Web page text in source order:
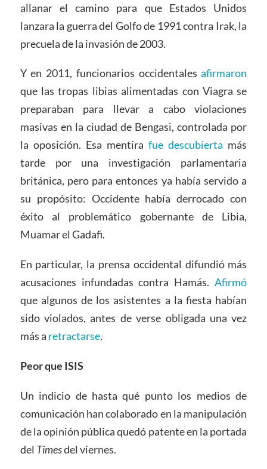
allanar el camino para que Estados Unidos
lanzara la guerra del Golfo de 1991 contra Irak, la
precuela de la invasión de 2003.
Y en 2011, funcionarios occidentalesafirmaron
que las tropas libias alimentadas con Viagra se
preparaban para llevar a cabo violaciones
masivas en la ciudad de Bengasi, controlada por
la oposición. Esa mentirafue descubierta más
tarde por una investigación parlamentaria
británica, pero para entonces ya había servido a
su propósito: Occidente había derrocado con
éxito al problemático gobernante de Libia,
Muamar el Gadafi.
En particular, la prensa occidental difundió más
acusaciones infundadas contra Hamás.Afirmó
que algunos de los asistentes a la fiesta habían
sido violados, antes de verse obligada una vez
más a retractarse.
Peor que ISIS
Un indicio de hasta qué punto los medios de
comunicación han colaborado en la manipulación
de la opinión pública quedó patente en la portada
del Timesdel viernes.